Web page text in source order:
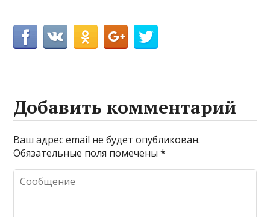
Добавить комментарий
Ваш адрес email не будет опубликован.
Обязательные поля помечены*